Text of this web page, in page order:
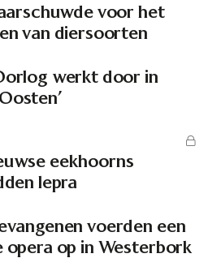
voor het
van diersoorten
werkt door in
eekhoorns
lepra
voerden een
opera op in Westerbork